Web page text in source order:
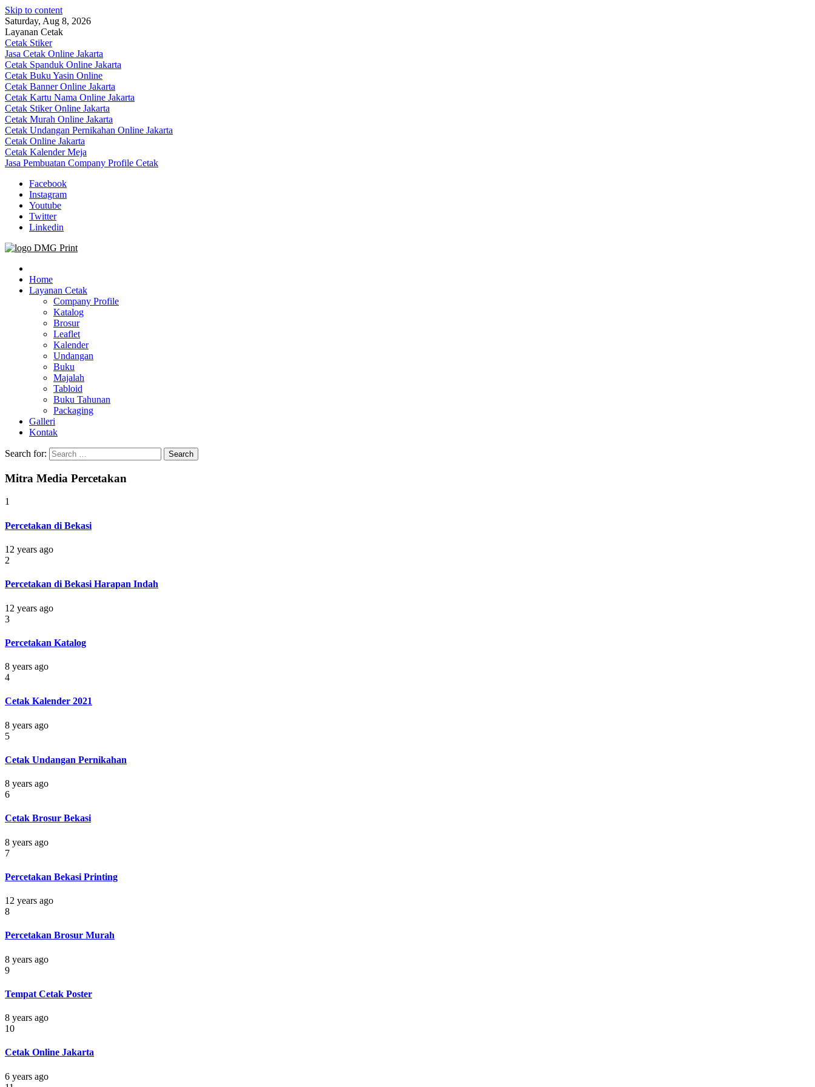
Skip to content
Saturday, Aug 8, 2026
Layanan Cetak
Cetak Stiker
Jasa Cetak Online Jakarta
Cetak Spanduk Online Jakarta
Cetak Buku Yasin Online
Cetak Banner Online Jakarta
Cetak Kartu Nama Online Jakarta
Cetak Stiker Online Jakarta
Cetak Murah Online Jakarta
Cetak Undangan Pernikahan Online Jakarta
Cetak Online Jakarta
Cetak Kalender Meja
Jasa Pembuatan Company Profile Cetak
Facebook
Instagram
Youtube
Twitter
Linkedin
Jasa Cetak Online DMG Printing
Home
Layanan Cetak
Company Profile
Katalog
Brosur
Leaflet
Kalender
Undangan
Buku
Majalah
Tabloid
Buku Tahunan
Packaging
Galleri
Kontak
Search for:
Mitra Media Percetakan
1
Percetakan di Bekasi
12 years ago
2
Percetakan di Bekasi Harapan Indah
12 years ago
3
Percetakan Katalog
8 years ago
4
Cetak Kalender 2021
8 years ago
5
Cetak Undangan Pernikahan
8 years ago
6
Cetak Brosur Bekasi
8 years ago
7
Percetakan Bekasi Printing
12 years ago
8
Percetakan Brosur Murah
8 years ago
9
Tempat Cetak Poster
8 years ago
10
Cetak Online Jakarta
6 years ago